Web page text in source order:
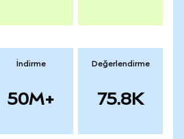
İndirme
50M+
Değerlendirme
75.8K